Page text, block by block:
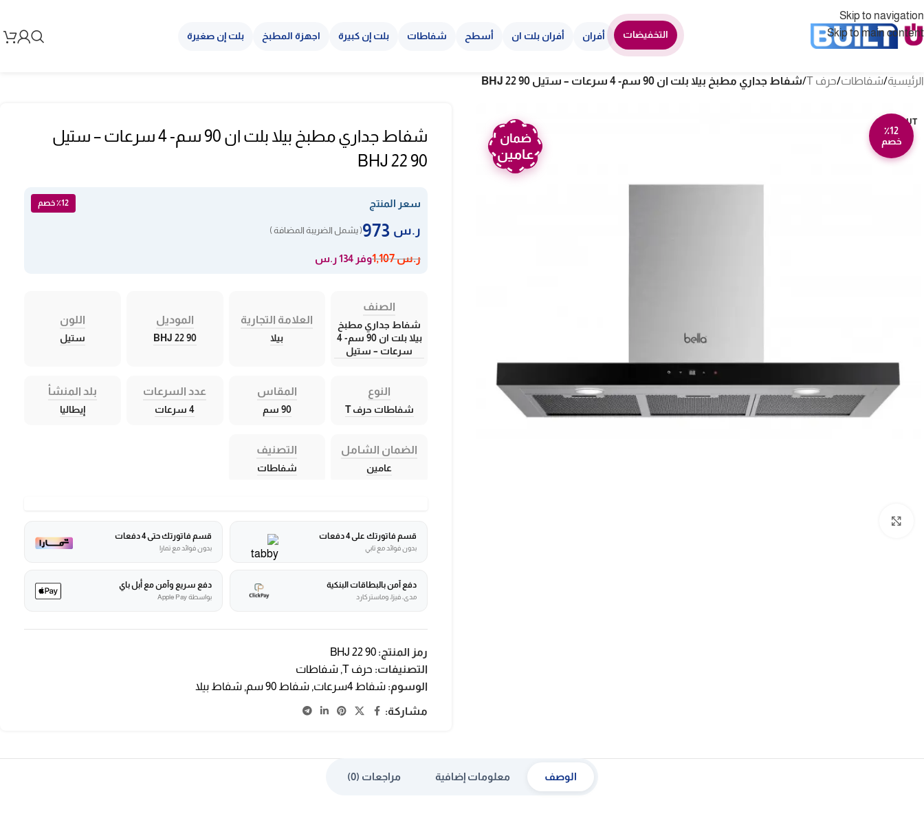
Skip to navigation
Skip to main content
التخفيضات أفران أفران بلت ان أسطح شفاطات بلت إن كبيرة اجهزة المطبخ بلت إن صغيرة
الرئيسية/شفاطات/حرف T /شفاط جداري مطبخ بيلا بلت ان 90 سم- 4 سرعات – ستيل BHJ 22 90
SOLD OUT
٪12
خصم
ضمان
عامين
شفاط جداري مطبخ بيلا بلت ان 90 سم- 4 سرعات – ستيل
BHJ 22 90
سعر المنتج ٪12 خصم
ر.س ( يشمل الضريبة المضافة )
ر.س1,107 وفر 134 ر.س
الصنف
شفاط جداري مطبخ
بيلا بلت ان 90 سم- 4
سرعات – ستيل
العلامة التجارية
بيلا
الموديل
BHJ 22 90
اللون
ستيل
النوع
شفاطات حرف T
المقاس
90 سم
عدد السرعات
4 سرعات
بلد المنشأ
إيطاليا
الضمان الشامل
عامين
التصنيف
شفاطات
قسم فاتورتك على 4 دفعات
بدون فوائد مع تابي
قسم فاتورتك حتى 4 دفعات
بدون فوائد مع تمارا
دفع آمن بالبطاقات البنكية
مدى، فيزا، وماستركارد
دفع سريع وآمن مع أبل باي
بواسطة Apple Pay
رمز المنتج: BHJ 22 90
التصنيفات: حرف T , شفاطات
الوسوم: شفاط 4سرعات , شفاط 90 سم , شفاط بيلا
مشاركة:
الوصف معلومات إضافية مراجعات (0)